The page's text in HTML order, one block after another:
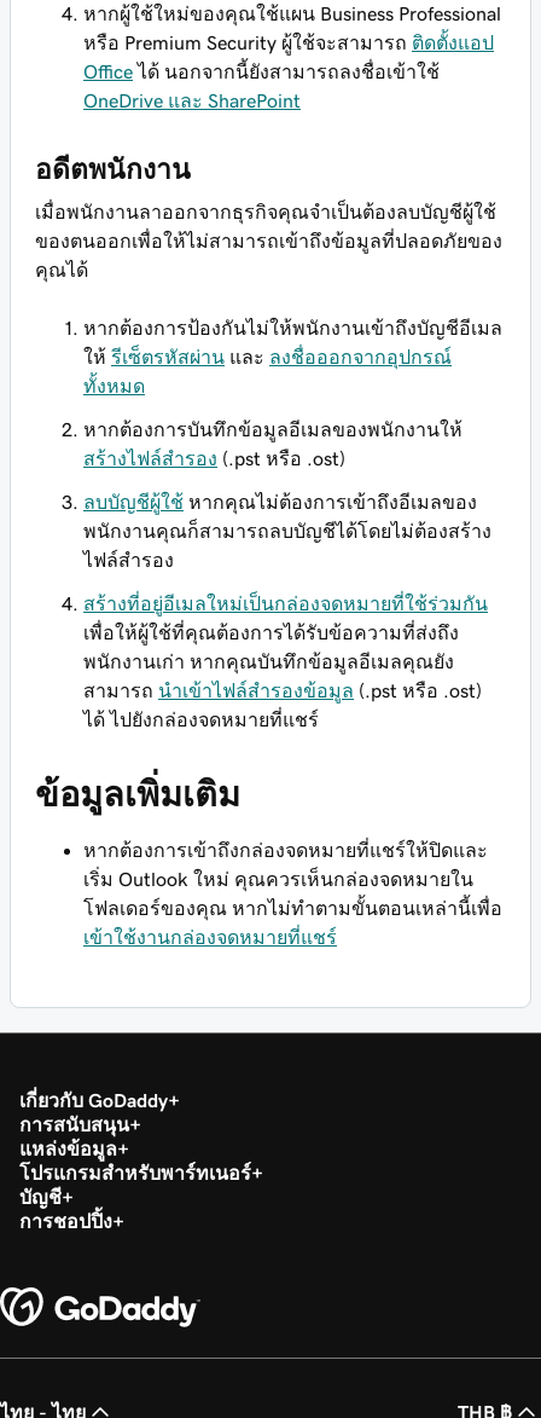
หากผู้ใช้ใหม่ของคุณใช้แผน Business Professional
หรือ Premium Security ผู้ใช้จะสามารถ ติดตั้งแอป
Officeได้ นอกจากนี้ยังสามารถลงชื่อเข้าใช้
OneDrive และ SharePoint
อดีตพนักงาน
เมื่อพนักงานลาออกจากธุรกิจคุณจำเป็นต้องลบบัญชีผู้ใช้
ของตนออกเพื่อให้ไม่สามารถเข้าถึงข้อมูลที่ปลอดภัยของ
คุณได้
หากต้องการป้องกันไม่ให้พนักงานเข้าถึงบัญชีอีเมล
ให้ รีเซ็ตรหัสผ่าน และ ลงชื่อออกจากอุปกรณ์
ทั้งหมด
หากต้องการบันทึกข้อมูลอีเมลของพนักงานให้
สร้างไฟล์สำรอง (.pst หรือ .ost)
ลบบัญชีผู้ใช้ หากคุณไม่ต้องการเข้าถึงอีเมลของ
พนักงานคุณก็สามารถลบบัญชีได้โดยไม่ต้องสร้าง
ไฟล์สำรอง
สร้างที่อยู่อีเมลใหม่เป็นกล่องจดหมายที่ใช้ร่วมกัน
เพื่อให้ผู้ใช้ที่คุณต้องการได้รับข้อความที่ส่งถึง
พนักงานเก่า หากคุณบันทึกข้อมูลอีเมลคุณยัง
สามารถ นำเข้าไฟล์สำรองข้อมูล (.pst หรือ .ost)
ได้ ไปยังกล่องจดหมายที่แชร์
ข้อมูลเพิ่มเติม
หากต้องการเข้าถึงกล่องจดหมายที่แชร์ให้ปิดและ
เริ่ม Outlook ใหม่ คุณควรเห็นกล่องจดหมายใน
โฟลเดอร์ของคุณ หากไม่ทำตามขั้นตอนเหล่านี้เพื่อ
เข้าใช้งานกล่องจดหมายที่แชร์
เกี่ยวกับ GoDaddy
การสนับสนุน
แหล่งข้อมูล
โปรแกรมสำหรับพาร์ทเนอร์
บัญชี
การชอปปิ้ง
ไทย - ไทย THB ฿